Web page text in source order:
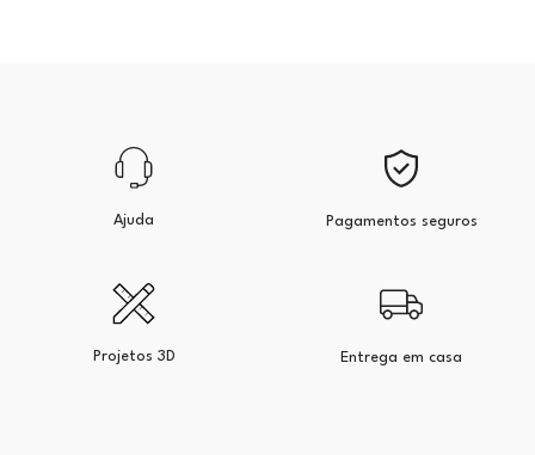
Ajuda Pagamentos seguros
Projetos 3D Entrega em casa